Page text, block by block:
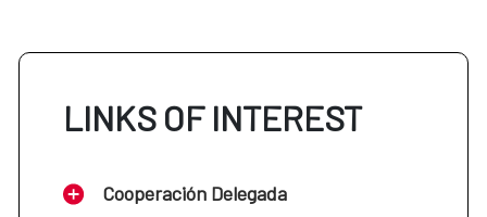
LINKS OF INTEREST
Cooperación Delegada